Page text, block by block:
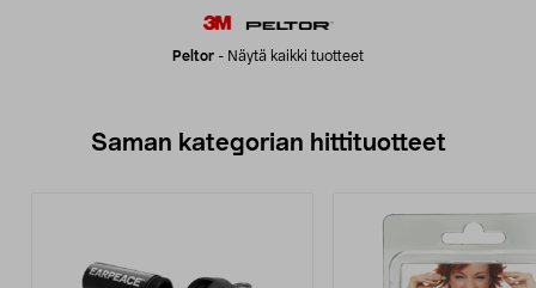
Peltor - Näytä kaikki tuotteet
Saman kategorian hittituotteet